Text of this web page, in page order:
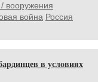
/ вооружения
война Россия
в условиях